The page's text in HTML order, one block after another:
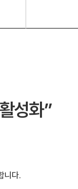
성화”
니다.